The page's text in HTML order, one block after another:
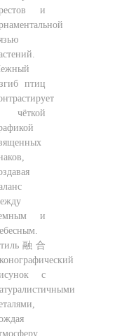
и
птиц
чёткой
и
融合
с